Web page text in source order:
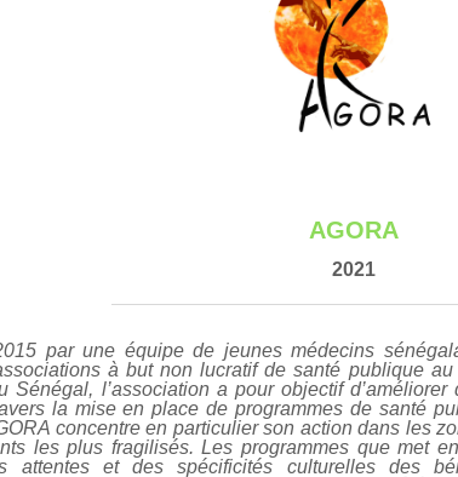
AGORA
2021
par une équipe de jeunes médecins
à but non lucratif de santé publique
Sénégal, l’association a pour objectif
la mise en place de programmes de santé
concentre en particulier son action dans les
les plus fragilisés. Les programmes que met
attentes et des spécificités culturelles des